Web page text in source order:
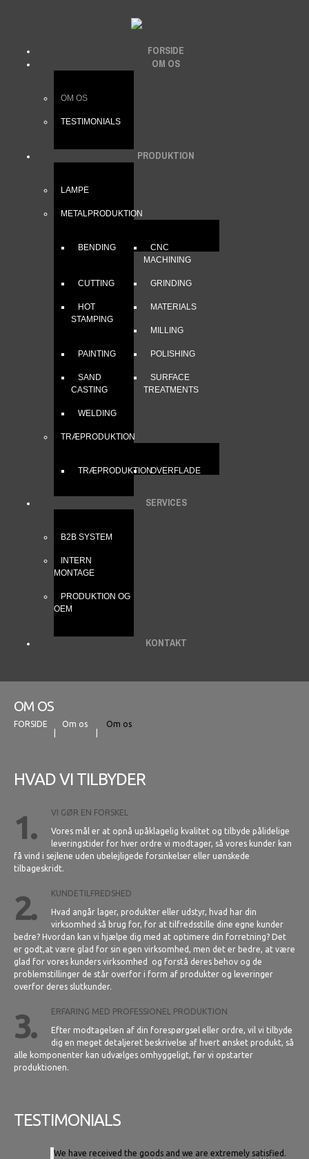
FORSIDE
OM OS
OM OS
TESTIMONIALS
PRODUKTION
LAMPE
METALPRODUKTION
BENDING
CNC
MACHINING
CUTTING GRINDING
HOT
STAMPING
MATERIALS
MILLING
PAINTING POLISHING
SAND
CASTING
SURFACE
TREATMENTS
WELDING
TRÆPRODUKTION
TRÆPRODUKTIONOVERFLADE
SERVICES
B2B SYSTEM
INTERN
MONTAGE
PRODUKTION OG
OEM
KONTAKT
OM OS
FORSIDE Om os Om os
HVAD VI TILBYDER
1. VI GØR EN FORSKEL
Vores mål er at opnå upåklagelig kvalitet og tilbyde pålidelige
leveringstider for hver ordre vi modtager, så vores kunder kan
få vind i sejlene uden ubelejligede forsinkelser eller uønskede
tilbageskridt.
2. KUNDETILFREDSHED
Hvad angår lager, produkter eller udstyr, hvad har din
virksomhed så brug for, for at tilfredsstille dine egne kunder
bedre? Hvordan kan vi hjælpe dig med at optimere din forretning? Det
er godt,at være glad for sin egen virksomhed, men det er bedre, at være
glad for vores kunders virksomhed og forstå deres behov og de
problemstillinger de står overfor i form af produkter og leveringer
overfor deres slutkunder.
3. ERFARING MED PROFESSIONEL PRODUKTION
Efter modtagelsen af din forespørgsel eller ordre, vil vi tilbyde
dig en meget detaljeret beskrivelse af hvert ønsket produkt, så
alle komponenter kan udvælges omhyggeligt, før vi opstarter
produktionen.
TESTIMONIALS
We have received the goods and we are extremely satisfied.